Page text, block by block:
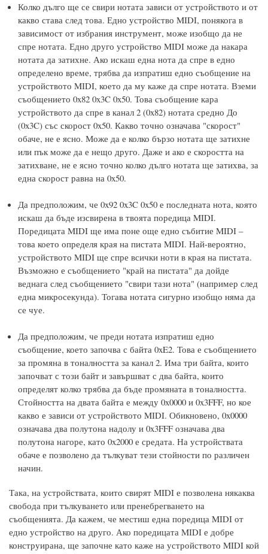
Колко дълго ще се свири нотата зависи от устройството и от
какво става след това. Едно устройство MIDI, понякога в
зависимост от избрания инструмент, може изобщо да не
спре нотата. Едно друго устройство MIDI може да накара
нотата да затихне. Ако искаш една нота да спре в едно
определено време, трябва да изпратиш едно съобщение на
устройството MIDI, което да му каже да спре нотата. Вземи
съобщението 0x82 0x3C 0x50. Това съобщение кара
устройството да спре в канал 2 (0x82) нотата средно До
(0x3C) със скорост 0x50. Какво точно означава "скорост"
обаче, не е ясно. Може да е колко бързо нотата ще затихне
или пък може да е нещо друго. Даже и ако е скоростта на
затихване, не е ясно точно колко дълго нотата ще затихва, за
една скорост равна на 0x50.
Да предположим, че 0x92 0x3C 0x50 е последната нота, която
искаш да бъде изсвирена в твоята поредица MIDI.
Поредицата MIDI ще има поне още едно събитие MIDI –
това което определя края на пистата MIDI. Най-вероятно,
устройството MIDI ще спре всички ноти в края на пистата.
Възможно е съобщението "край на пистата" да дойде
веднага след съобщението "свири тази нота" (например след
една микросекунда). Тогава нотата сигурно изобщо няма да
се чуе.
Да предположим, че преди нотата изпратиш едно
съобщение, което започва с байта 0xE2. Това е съобщението
за промяна в тоналността за канал 2. Има три байта, които
започват с този байт и завършват с два байта, които
определят колко трябва да бъде промяната в тоналността.
Стойността на двата байта е между 0x0000 и 0x3FFF, но кое
какво е зависи от устройството MIDI. Обикновено, 0x0000
означава два полутона надолу и 0x3FFF означава два
полутона нагоре, като 0x2000 е средата. На устройствата
обаче е позволено да тълкуват тези стойности по различен
начин.
Така, на устройствата, които свирят MIDI е позволена някаква
свобода при тълкуването или пренебрегването на
съобщенията. Да кажем, че местиш една поредица MIDI от
едно устройство на друго. Ако поредицата MIDI е добре
конструирана, ще започне като каже на устройството MIDI кой